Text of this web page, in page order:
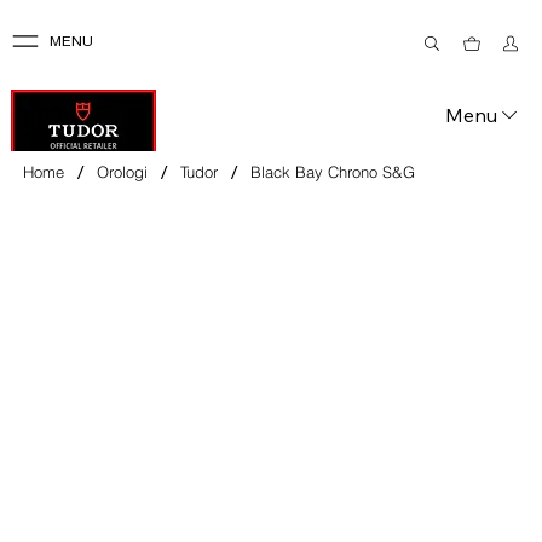
MENU
Menu
Home / Orologi / Tudor / Black Bay Chrono S&G